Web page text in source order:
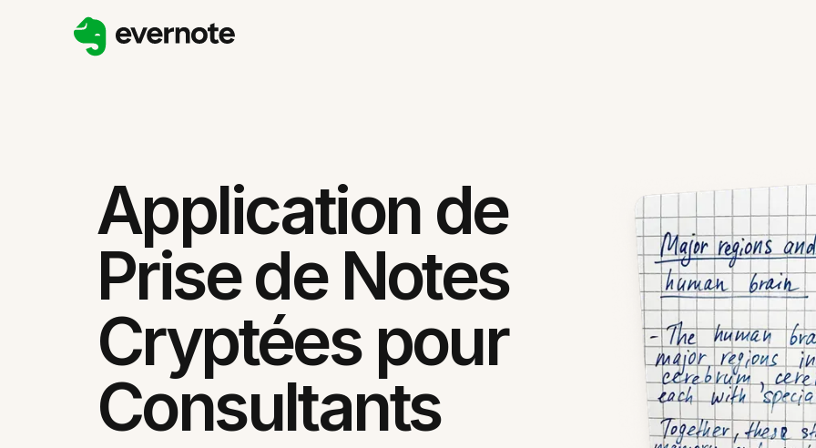
Application de
Prise de Notes
Cryptées pour
Consultants